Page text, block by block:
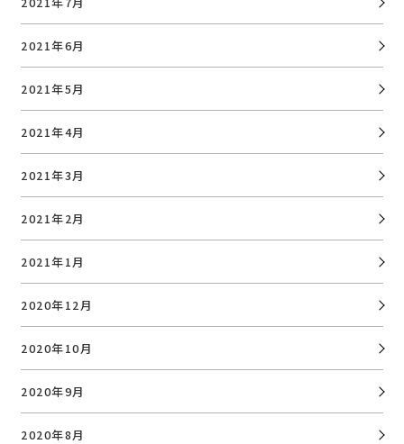
2021年6月
2021年5月
2021年4月
2021年3月
2021年2月
2021年1月
2020年12月
2020年10月
2020年9月
2020年8月